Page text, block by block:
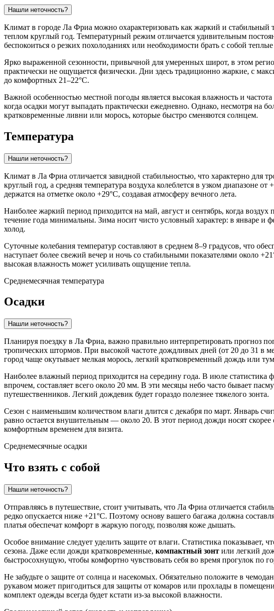
Нашли неточность?
Климат в городе Ла Фриа можно охарактеризовать как жаркий и стабильный
теплом круглый год. Температурный режим отличается удивительным
беспокоиться о резких похолоданиях или необходимости брать с собой
Ярко выраженной сезонности, привычной для умеренных широт, в этом
практически не ощущается физически. Дни здесь традиционно жаркие, с
до комфортных 21–22°C.
Важной особенностью местной погоды является высокая влажность и
когда осадки могут выпадать практически ежедневно. Однако, несмотря на
кратковременные ливни или морось, которые быстро сменяются солнцем.
Температура
Нашли неточность?
Климат в Ла Фриа отличается завидной стабильностью, что характерно для
круглый год, а средняя температура воздуха колеблется в узком диапазоне
держатся на отметке около +29°C, создавая атмосферу вечного лета.
Наиболее жаркий период приходится на май, август и сентябрь, когда
течение года минимальны. Зима носит чисто условный характер: в январе и
холод.
Суточные колебания температур составляют в среднем 8–9 градусов, что
наступает более свежий вечер и ночь со стабильными показателями около
высокая влажность может усиливать ощущение тепла.
Среднемесячная температура
Осадки
Нашли неточность?
Планируя поездку в Ла Фриа, важно правильно интерпретировать прогноз
тропических штормов. При высокой частоте дождливых дней (от 20 до 31 в
город чаще окутывает мелкая морось, легкий кратковременный дождь или
Наиболее влажный период приходится на середину года. В июле
впрочем, составляет всего около 20 мм. В эти месяцы небо часто бывает
путешественников. Легкий дождевик будет гораздо полезнее тяжелого зонта.
Сезон с наименьшим количеством влаги длится с декабря по март. Январь
равно остается внушительным — около 20. В этот период дожди носят скорее
комфортным временем для визита.
Среднемесячные осадки
Что взять с собой
Нашли неточность?
Отправляясь в путешествие, стоит учитывать, что Ла Фриа отличается
редко опускается ниже +21°C. Поэтому основу вашего багажа должна
платья обеспечат комфорт в жаркую погоду, позволяя коже дышать.
Особое внимание следует уделить защите от влаги. Статистика показывает,
сезона. Даже если дожди кратковременные, компактный зонт или легкий
быстросохнущую, чтобы комфортно чувствовать себя во время прогулок по
Не забудьте о защите от солнца и насекомых. Обязательно положите в чемодан
рукавом может пригодиться для защиты от комаров или прохлады в
комплект одежды всегда будет кстати из-за высокой влажности.